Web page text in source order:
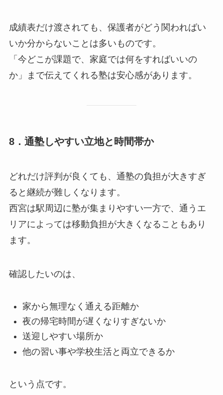
成績表だけ渡されても、保護者がどう関わればい
いか分からないことは多いものです。
「今どこが課題で、家庭では何をすればいいの
か」まで伝えてくれる塾は安心感があります。
8．通塾しやすい立地と時間帯か
どれだけ評判が良くても、通塾の負担が大きすぎ
ると継続が難しくなります。
西宮は駅周辺に塾が集まりやすい一方で、通うエ
リアによっては移動負担が大きくなることもあり
ます。
確認したいのは、
家から無理なく通える距離か
夜の帰宅時間が遅くなりすぎないか
送迎しやすい場所か
他の習い事や学校生活と両立できるか
という点です。